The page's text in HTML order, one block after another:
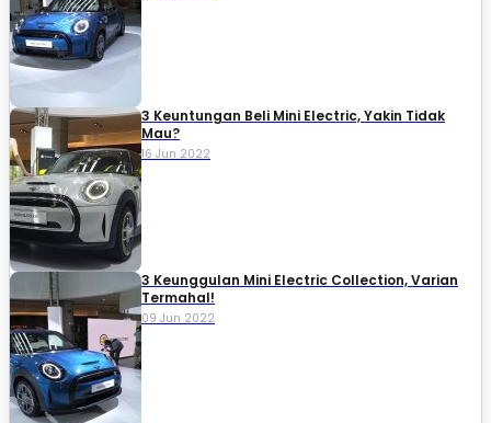
3 Keuntungan Beli Mini Electric, Yakin Tidak
Mau?
16 Jun 2022
3 Keunggulan Mini Electric Collection, Varian
Termahal!
09 Jun 2022